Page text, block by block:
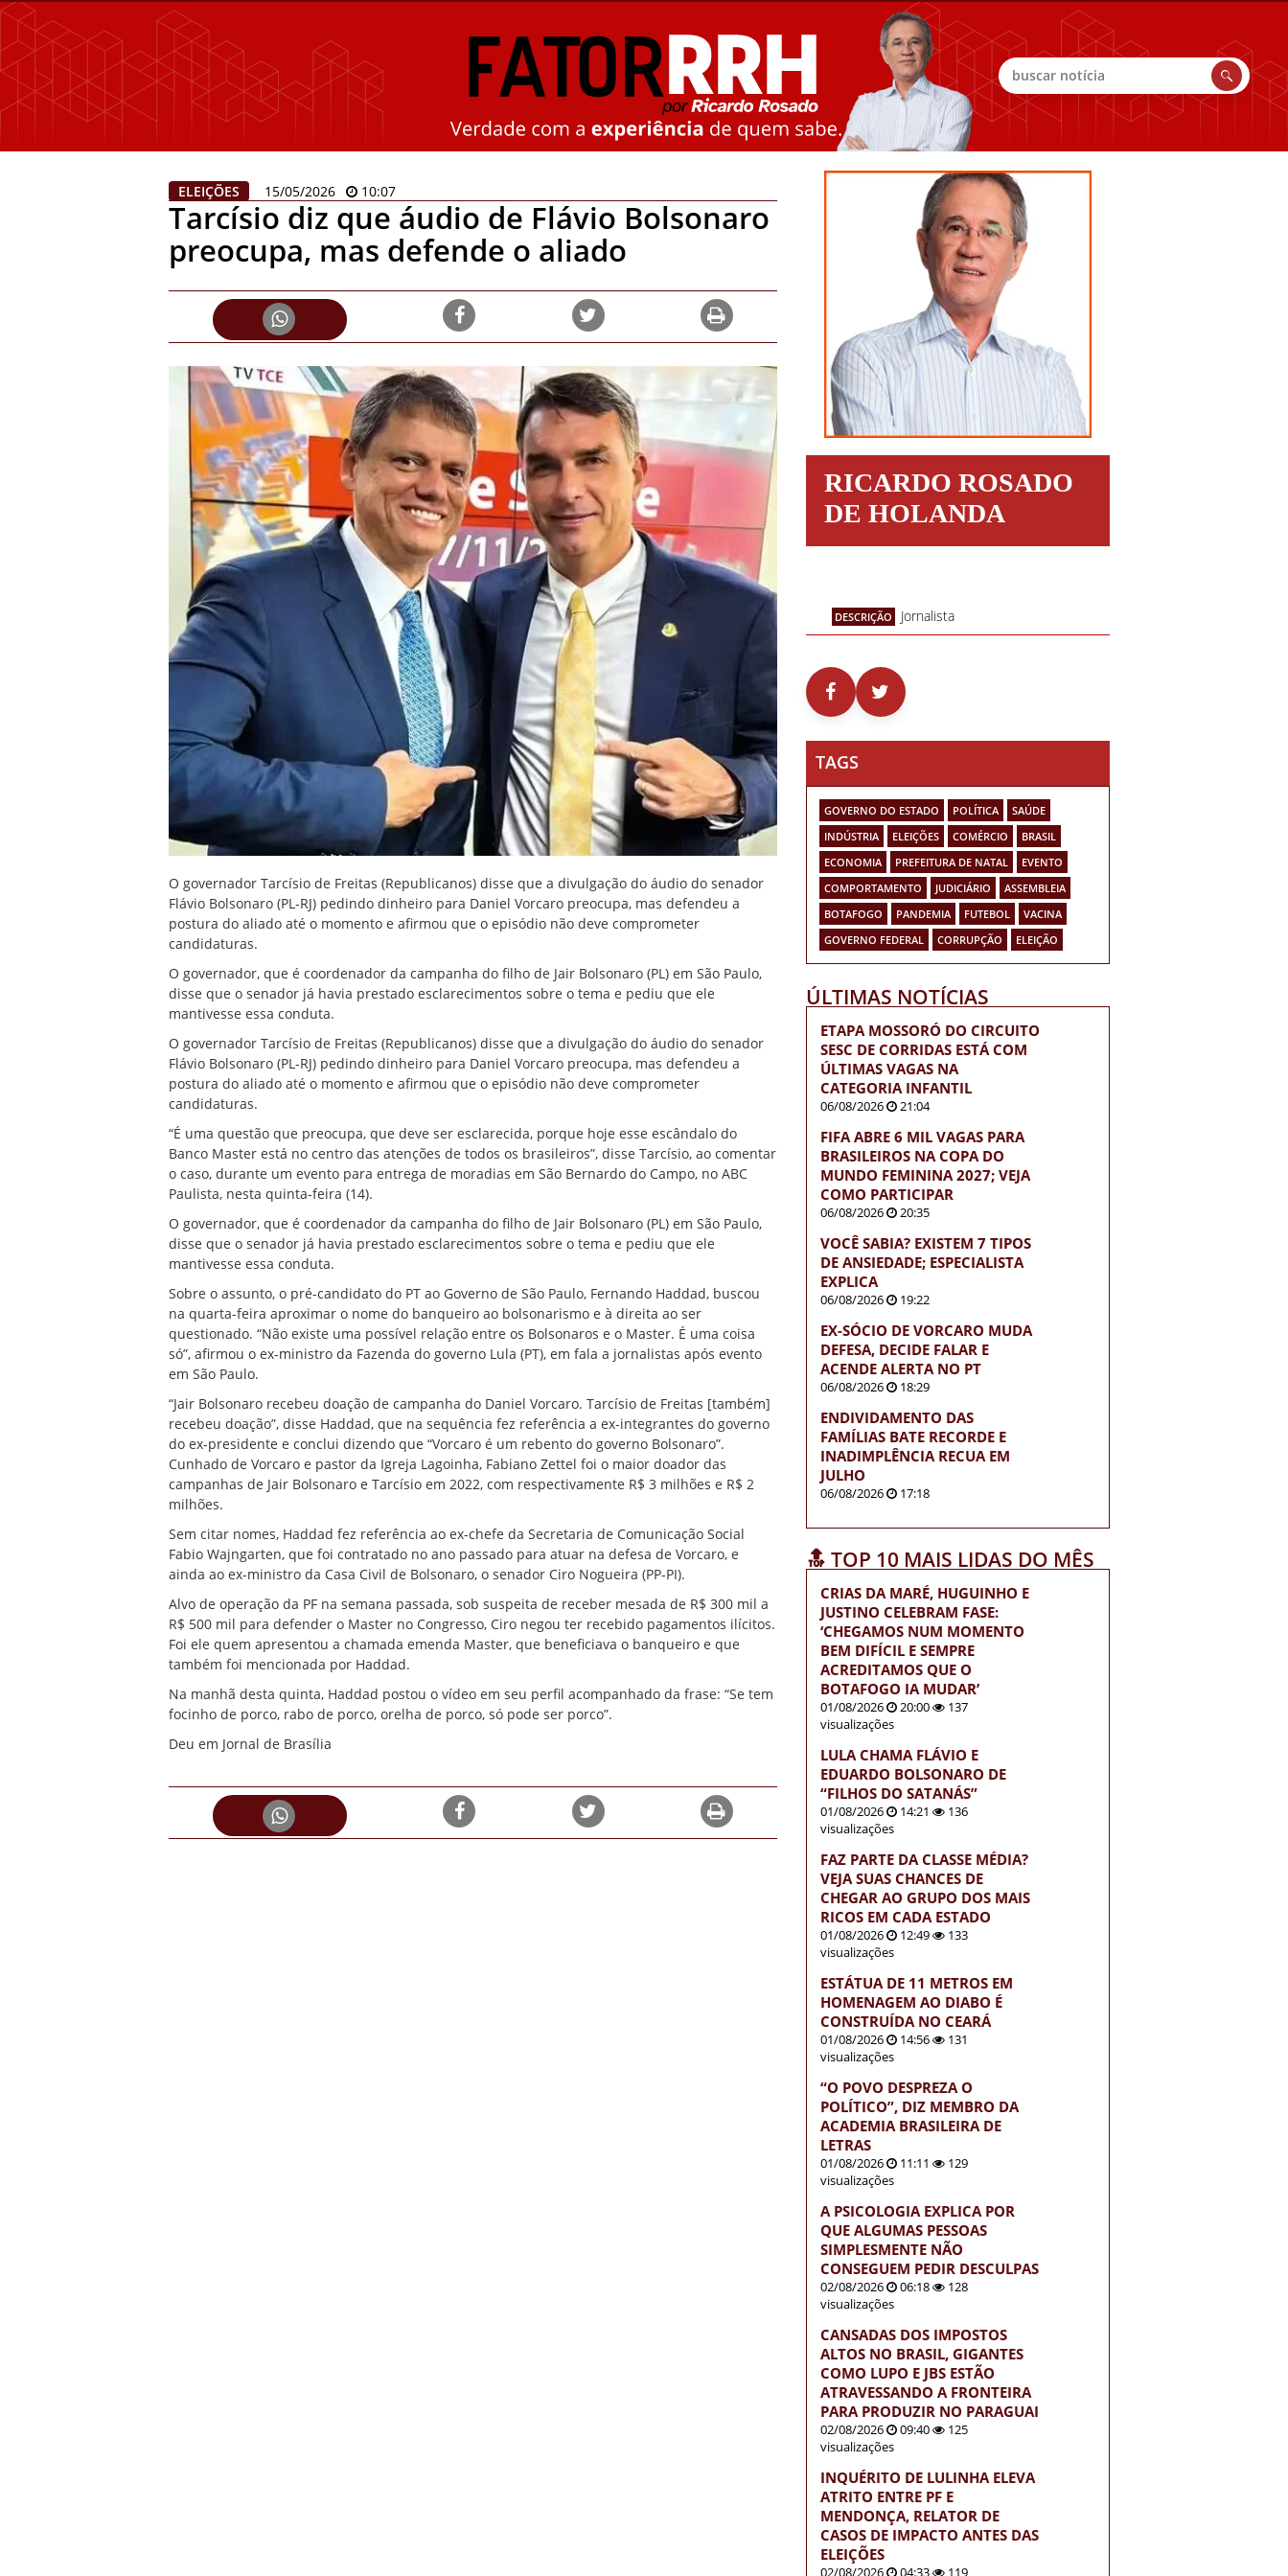
Buscar
ELEIÇÕES 15/05/2026 10:07
Tarcísio diz que áudio de Flávio Bolsonaro
preocupa, mas defende o aliado
O governador Tarcísio de Freitas (Republicanos) disse que a divulgação do áudio do senador
Flávio Bolsonaro (PL-RJ) pedindo dinheiro para Daniel Vorcaro preocupa, mas defendeu a
postura do aliado até o momento e afirmou que o episódio não deve comprometer
candidaturas.
O governador, que é coordenador da campanha do filho de Jair Bolsonaro (PL) em São Paulo,
disse que o senador já havia prestado esclarecimentos sobre o tema e pediu que ele
mantivesse essa conduta.
O governador Tarcísio de Freitas (Republicanos) disse que a divulgação do áudio do senador
Flávio Bolsonaro (PL-RJ) pedindo dinheiro para Daniel Vorcaro preocupa, mas defendeu a
postura do aliado até o momento e afirmou que o episódio não deve comprometer
candidaturas.
“É uma questão que preocupa, que deve ser esclarecida, porque hoje esse escândalo do
Banco Master está no centro das atenções de todos os brasileiros”, disse Tarcísio, ao comentar
o caso, durante um evento para entrega de moradias em São Bernardo do Campo, no ABC
Paulista, nesta quinta-feira (14).
O governador, que é coordenador da campanha do filho de Jair Bolsonaro (PL) em São Paulo,
disse que o senador já havia prestado esclarecimentos sobre o tema e pediu que ele
mantivesse essa conduta.
Sobre o assunto, o pré-candidato do PT ao Governo de São Paulo, Fernando Haddad, buscou
na quarta-feira aproximar o nome do banqueiro ao bolsonarismo e à direita ao ser
questionado. “Não existe uma possível relação entre os Bolsonaros e o Master. É uma coisa
só”, afirmou o ex-ministro da Fazenda do governo Lula (PT), em fala a jornalistas após evento
em São Paulo.
“Jair Bolsonaro recebeu doação de campanha do Daniel Vorcaro. Tarcísio de Freitas [também]
recebeu doação”, disse Haddad, que na sequência fez referência a ex-integrantes do governo
do ex-presidente e conclui dizendo que “Vorcaro é um rebento do governo Bolsonaro”.
Cunhado de Vorcaro e pastor da Igreja Lagoinha, Fabiano Zettel foi o maior doador das
campanhas de Jair Bolsonaro e Tarcísio em 2022, com respectivamente R$ 3 milhões e R$ 2
milhões.
Sem citar nomes, Haddad fez referência ao ex-chefe da Secretaria de Comunicação Social
Fabio Wajngarten, que foi contratado no ano passado para atuar na defesa de Vorcaro, e
ainda ao ex-ministro da Casa Civil de Bolsonaro, o senador Ciro Nogueira (PP-PI).
Alvo de operação da PF na semana passada, sob suspeita de receber mesada de R$ 300 mil a
R$ 500 mil para defender o Master no Congresso, Ciro negou ter recebido pagamentos ilícitos.
Foi ele quem apresentou a chamada emenda Master, que beneficiava o banqueiro e que
também foi mencionada por Haddad.
Na manhã desta quinta, Haddad postou o vídeo em seu perfil acompanhado da frase: “Se tem
focinho de porco, rabo de porco, orelha de porco, só pode ser porco”.
Deu em Jornal de Brasília
RICARDO ROSADO
DE HOLANDA
DESCRIÇÃO Jornalista
TAGS
GOVERNO DO ESTADO POLÍTICA
SAÚDE
INDÚSTRIA
ELEIÇÕES COMÉRCIO
BRASIL
ECONOMIA
PREFEITURA DE NATAL
EVENTO
COMPORTAMENTO
JUDICIÁRIO
ASSEMBLEIA
BOTAFOGO
PANDEMIA FUTEBOL
VACINA
GOVERNO FEDERAL
CORRUPÇÃO ELEIÇÃO
ÚLTIMAS NOTÍCIAS
ETAPA MOSSORÓ DO CIRCUITO
SESC DE CORRIDAS ESTÁ COM
ÚLTIMAS VAGAS NA
CATEGORIA INFANTIL
06/08/2026 21:04
FIFA ABRE 6 MIL VAGAS PARA
BRASILEIROS NA COPA DO
MUNDO FEMININA 2027; VEJA
COMO PARTICIPAR
06/08/2026 20:35
VOCÊ SABIA? EXISTEM 7 TIPOS
DE ANSIEDADE; ESPECIALISTA
EXPLICA
06/08/2026 19:22
EX-SÓCIO DE VORCARO MUDA
DEFESA, DECIDE FALAR E
ACENDE ALERTA NO PT
06/08/2026 18:29
ENDIVIDAMENTO DAS
FAMÍLIAS BATE RECORDE E
INADIMPLÊNCIA RECUA EM
JULHO
06/08/2026 17:18
🔝 TOP 10 MAIS LIDAS DO MÊS
CRIAS DA MARÉ, HUGUINHO E
JUSTINO CELEBRAM FASE:
‘CHEGAMOS NUM MOMENTO
BEM DIFÍCIL E SEMPRE
ACREDITAMOS QUE O
BOTAFOGO IA MUDAR’
01/08/2026 20:00
137
visualizações
LULA CHAMA FLÁVIO E
EDUARDO BOLSONARO DE
“FILHOS DO SATANÁS”
01/08/2026 14:21
136
visualizações
FAZ PARTE DA CLASSE MÉDIA?
VEJA SUAS CHANCES DE
CHEGAR AO GRUPO DOS MAIS
RICOS EM CADA ESTADO
01/08/2026 12:49
133
visualizações
ESTÁTUA DE 11 METROS EM
HOMENAGEM AO DIABO É
CONSTRUÍDA NO CEARÁ
01/08/2026 14:56
131
visualizações
“O POVO DESPREZA O
POLÍTICO”, DIZ MEMBRO DA
ACADEMIA BRASILEIRA DE
LETRAS
01/08/2026 11:11
129
visualizações
A PSICOLOGIA EXPLICA POR
QUE ALGUMAS PESSOAS
SIMPLESMENTE NÃO
CONSEGUEM PEDIR DESCULPAS
02/08/2026 06:18
128
visualizações
CANSADAS DOS IMPOSTOS
ALTOS NO BRASIL, GIGANTES
COMO LUPO E JBS ESTÃO
ATRAVESSANDO A FRONTEIRA
PARA PRODUZIR NO PARAGUAI
02/08/2026 09:40
125
visualizações
INQUÉRITO DE LULINHA ELEVA
ATRITO ENTRE PF E
MENDONÇA, RELATOR DE
CASOS DE IMPACTO ANTES DAS
ELEIÇÕES
02/08/2026 04:33 119